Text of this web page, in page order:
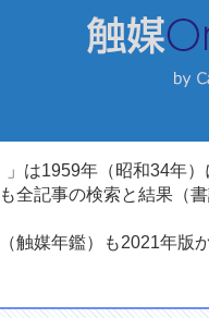
」は1959年（昭和34年
全記事の検索と結果（
触媒年鑑）も2021年